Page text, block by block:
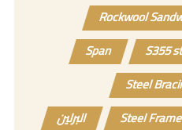
Rockwool
S355
Span
Steel
Steel Frame
البرلين